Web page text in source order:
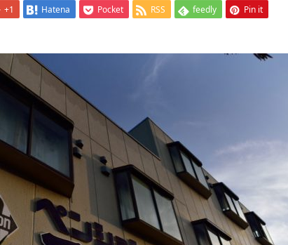
+1 Hatena Pocket RSS feedly Pin it